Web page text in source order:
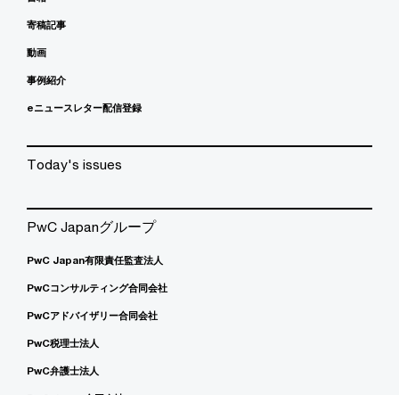
寄稿記事
動画
事例紹介
eニュースレター配信登録
Today's issues
PwC Japanグループ
PwC Japan有限責任監査法人
PwCコンサルティング合同会社
PwCアドバイザリー合同会社
PwC税理士法人
PwC弁護士法人